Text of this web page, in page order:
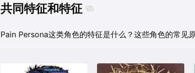
共同特征和特征
Pain Persona这类角色的特征是什么？这些角色的常见